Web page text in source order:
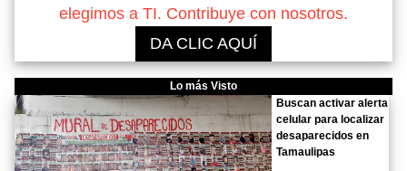
elegimos a TI. Contribuye con nosotros.
DA CLIC AQUÍ
Lo más Visto
Buscan activar alerta
celular para localizar
desaparecidos en
Tamaulipas